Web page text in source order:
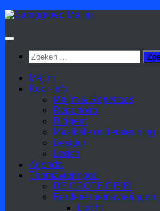
Doorgaan
inhoud
Zoeken
naar:
Majim
Koor-Info
Majim & Repetities
Repertoire
Dirigent
Muzikale ondersteuning
Bestuur
Leden
Agenda
Themavieringen
DE GROTE DRIE!
Eerdere themavieringen
Ljocht